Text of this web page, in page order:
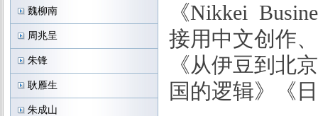
魏柳南
周兆呈
朱锋
耿雁生
朱成山
《Nikkei
接用中文创作
《从伊豆到北
国的逻辑》《